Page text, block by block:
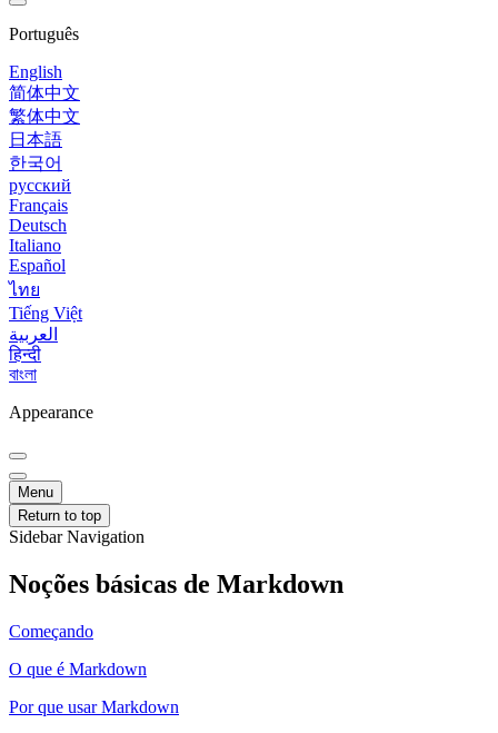
Português
English
简体中文
繁体中文
日本語
한국어
русский
Français
Deutsch
Italiano
Español
ไทย
Tiếng Việt
العربية
हिन्दी
বাংলা
Appearance
Menu
Return to top
Sidebar Navigation
Noções básicas de Markdown
Começando
O que é Markdown
Por que usar Markdown